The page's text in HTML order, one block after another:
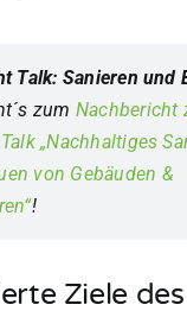
Talk: Sanieren und
zum Nachbericht
„Nachhaltiges
von Gebäuden &
!
Ziele